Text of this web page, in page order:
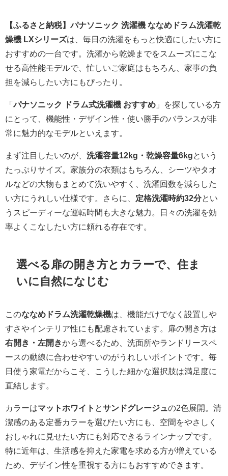
【ふるさと納税】パナソニック 洗濯機 ななめドラム洗濯乾
燥機 LXシリーズは、毎日の洗濯をもっと快適にしたい方に
おすすめの一台です。洗濯から乾燥までをスムーズにこな
せる高性能モデルで、忙しいご家庭はもちろん、家事の負
担を減らしたい方にもぴったり。
「パナソニック ドラム式洗濯機 おすすめ 」を探している方
にとって、機能性・デザイン性・使い勝手のバランスが非
常に魅力的なモデルといえます。
まず注目したいのが、 洗濯容量12kg・乾燥容量6kg という
たっぷりサイズ。家族分の衣類はもちろん、シーツやタオ
ルなどの大物もまとめて洗いやすく、洗濯回数を減らした
い方にうれしい仕様です。さらに、 定格洗濯時約32分とい
うスピーディーな運転時間も大きな魅力。日々の洗濯を効
率よくこなしたい方に頼れる存在です。
選べる扉の開き方とカラーで、住ま
いに自然になじむ
このななめドラム洗濯乾燥機は、機能だけでなく設置しや
すさやインテリア性にも配慮されています。扉の開き方は
右開き・左開きから選べるため、洗面所やランドリースペ
ースの動線に合わせやすいのがうれしいポイントです。毎
日使う家電だからこそ、こうした細かな選択肢は満足度に
直結します。
カラーはマットホワイト とサンドグレージュ の2色展開。清
潔感のある定番カラーを選びたい方にも、空間をやさしく
おしゃれに見せたい方にも対応できるラインナップです。
特に近年は、生活感を抑えた家電を求める方が増えている
ため、デザイン性を重視する方にもおすすめできます。